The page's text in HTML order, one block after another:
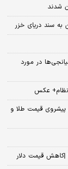
شدند
سند دریای خزر
در مورد
عکس
دلار، طلا و یورو امروز دوشنبه ۱۹ مرداد ۱۴۰۵/ پیشروی قیمت طلا و